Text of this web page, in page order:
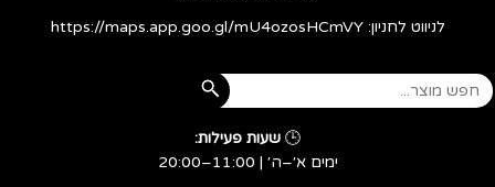
לניווט לחניון:https://maps.app.goo.gl/mU4ozosHCmVY
🕒 שעות פעילות:
ימים א׳–ה׳ | 11:00–20:00